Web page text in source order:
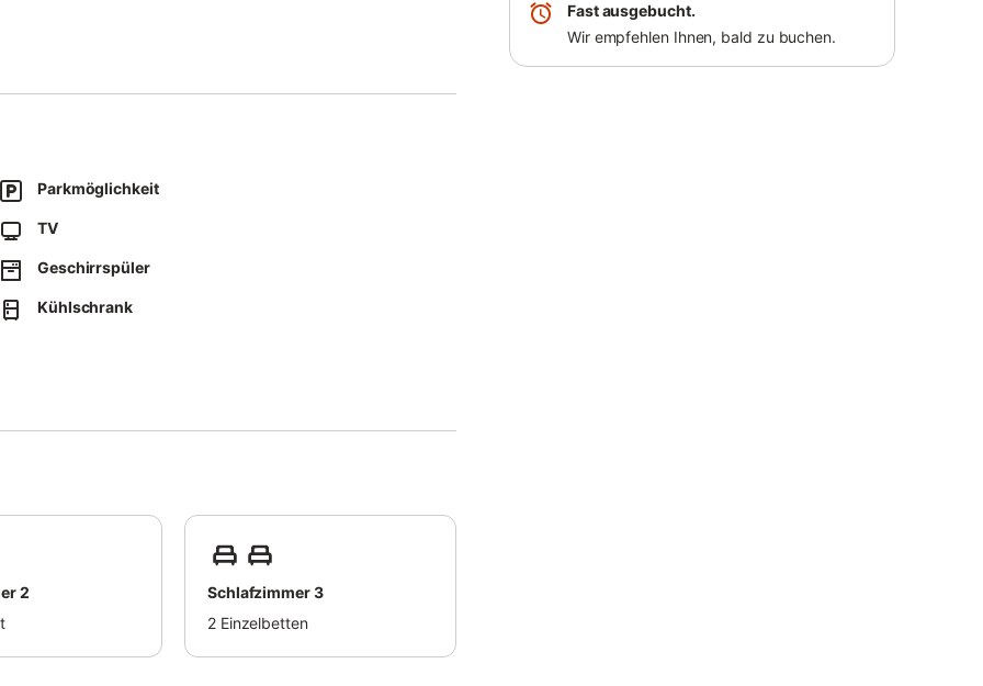
Fast ausgebucht.
Wir empfehlen Ihnen, bald zu buchen.
mit einem 1,80
ist. Der Schlüssel für
Verweilen ein.
Parkmöglichkeit
TV
Geschirrspüler
Kühlschrank
2
Schlafzimmer 3
2 Einzelbetten